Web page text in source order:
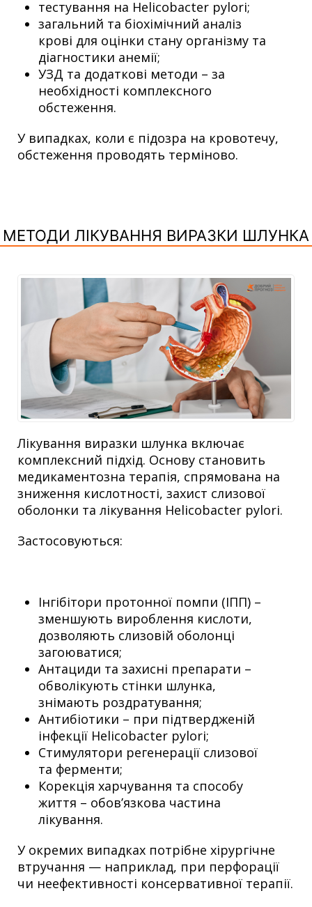
тестування на Helicobacter pylori;
загальний та біохімічний аналіз
крові для оцінки стану організму та
діагностики анемії;
УЗД та додаткові методи – за
необхідності комплексного
обстеження.
У випадках, коли є підозра на кровотечу,
обстеження проводять терміново.
МЕТОДИ ЛІКУВАННЯ ВИРАЗКИ ШЛУНКА
Лікування виразки шлунка включає
комплексний підхід. Основу становить
медикаментозна терапія, спрямована на
зниження кислотності, захист слизової
оболонки та лікування Helicobacter pylori.
Застосовуються:
Інгібітори протонної помпи (ІПП) –
зменшують вироблення кислоти,
дозволяють слизовій оболонці
загоюватися;
Антациди та захисні препарати –
обволікують стінки шлунка,
знімають роздратування;
Антибіотики – при підтвердженій
інфекції Helicobacter pylori;
Стимулятори регенерації слизової
та ферменти;
Корекція харчування та способу
життя – обов’язкова частина
лікування.
У окремих випадках потрібне хірургічне
втручання — наприклад, при перфорації
чи неефективності консервативної терапії.